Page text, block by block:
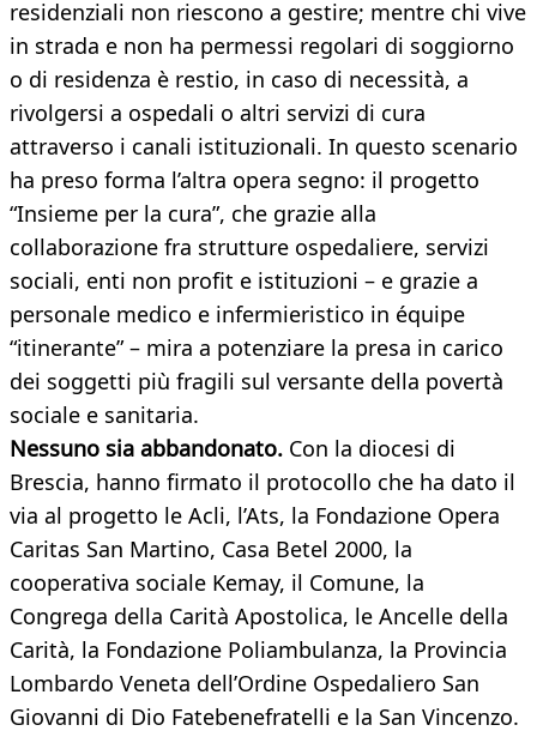
residenziali non riescono a gestire; mentre chi vive
in strada e non ha permessi regolari di soggiorno
o di residenza è restio, in caso di necessità, a
rivolgersi a ospedali o altri servizi di cura
attraverso i canali istituzionali. In questo scenario
ha preso forma l’altra opera segno: il progetto
“Insieme per la cura”, che grazie alla
collaborazione fra strutture ospedaliere, servizi
sociali, enti non profit e istituzioni – e grazie a
personale medico e infermieristico in équipe
“itinerante” – mira a potenziare la presa in carico
dei soggetti più fragili sul versante della povertà
sociale e sanitaria.
Nessuno sia abbandonato. Con la diocesi di
Brescia, hanno firmato il protocollo che ha dato il
via al progetto le Acli, l’Ats, la Fondazione Opera
Caritas San Martino, Casa Betel 2000, la
cooperativa sociale Kemay, il Comune, la
Congrega della Carità Apostolica, le Ancelle della
Carità, la Fondazione Poliambulanza, la Provincia
Lombardo Veneta dell’Ordine Ospedaliero San
Giovanni di Dio Fatebenefratelli e la San Vincenzo.